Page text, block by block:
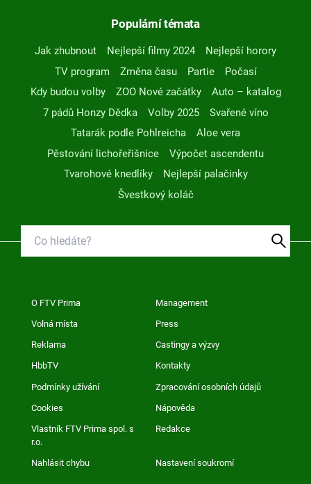
Populární témata
Jak zhubnout Nejlepší filmy 2024
Nejlepší horory
TV program
Změna času Partie
Počasí
Kdy budou volby
ZOO Nové začátky
Auto – katalog
7 pádů Honzy Dědka
Volby 2025
Svařené víno
Tatarák podle Pohlreicha
Aloe vera
Pěstování lichořeřišnice
Výpočet ascendentu
Tvarohové knedlíky
Nejlepší palačinky
Švestkový koláč
O FTV Prima Management
Volná místa Press
Reklama Castingy a výzvy
HbbTV Kontakty
Podmínky užívání Zpracování osobních údajů
Cookies Nápověda
Vlastník FTV Prima spol. s
r.o.
Redakce
Nahlásit chybu Nastavení soukromí